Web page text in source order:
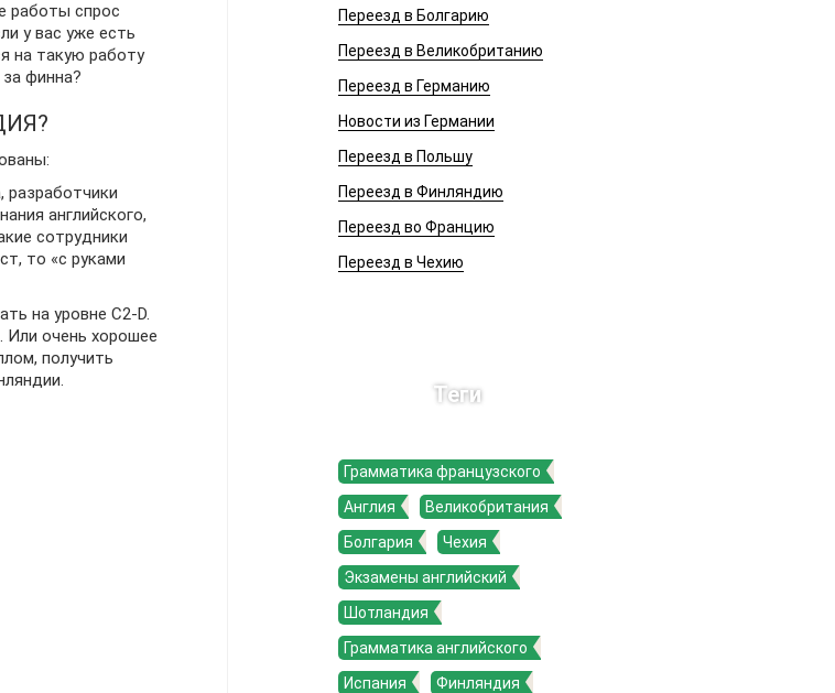
работы спрос
у вас уже есть
на такую работу
финна?
разработчики
английского,
сотрудники
то «с руками
на уровне C2-D.
Или очень хорошее
получить
Переезд в Болгарию
Переезд в Великобританию
Переезд в Германию
Новости из Германии
Переезд в Польшу
Переезд в Финляндию
Переезд во Францию
Переезд в Чехию
Теги
Грамматика французского
Англия
Великобритания
Болгария
Чехия
Экзамены английский
Шотландия
Грамматика английского
Испания
Финляндия